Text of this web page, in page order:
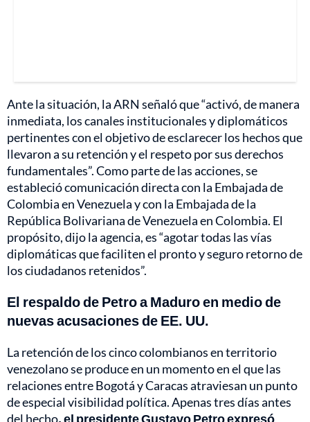
Ante la situación, la ARN señaló que “activó, de manera
inmediata, los canales institucionales y diplomáticos
pertinentes con el objetivo de esclarecer los hechos que
llevaron a su retención y el respeto por sus derechos
fundamentales”. Como parte de las acciones, se
estableció comunicación directa con la Embajada de
Colombia en Venezuela y con la Embajada de la
República Bolivariana de Venezuela en Colombia. El
propósito, dijo la agencia, es “agotar todas las vías
diplomáticas que faciliten el pronto y seguro retorno de
los ciudadanos retenidos”.
El respaldo de Petro a Maduro en medio de
nuevas acusaciones de EE. UU.
La retención de los cinco colombianos en territorio
venezolano se produce en un momento en el que las
relaciones entre Bogotá y Caracas atraviesan un punto
de especial visibilidad política. Apenas tres días antes
del hecho, el presidente Gustavo Petro expresó